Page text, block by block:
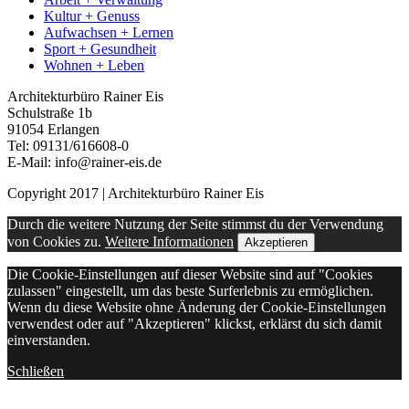
Kultur + Genuss
Aufwachsen + Lernen
Sport + Gesundheit
Wohnen + Leben
Architekturbüro Rainer Eis
Schulstraße 1b
91054 Erlangen
Tel: 09131/616608-0
E-Mail: info@rainer-eis.de
Copyright 2017 | Architekturbüro Rainer Eis
Durch die weitere Nutzung der Seite stimmst du der Verwendung
von Cookies zu. Weitere Informationen Akzeptieren
Die Cookie-Einstellungen auf dieser Website sind auf "Cookies
zulassen" eingestellt, um das beste Surferlebnis zu ermöglichen.
Wenn du diese Website ohne Änderung der Cookie-Einstellungen
verwendest oder auf "Akzeptieren" klickst, erklärst du sich damit
einverstanden.
Schließen